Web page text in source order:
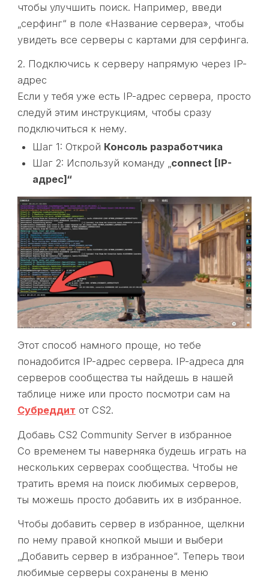
чтобы улучшить поиск. Например, введи
„серфинг“ в поле «Название сервера», чтобы
увидеть все серверы с картами для серфинга.
2. Подключись к серверу напрямую через IP-
адрес
Если у тебя уже есть IP-адрес сервера, просто
следуй этим инструкциям, чтобы сразу
подключиться к нему.
Шаг 1: Открой Консоль разработчика
Шаг 2: Используй команду „ connect [IP-
адрес]“
Этот способ намного проще, но тебе
понадобится IP-адрес сервера. IP-адреса для
серверов сообщества ты найдешь в нашей
таблице ниже или просто посмотри сам на
Субреддит от CS2.
Добавь CS2 Community Server в избранное
Со временем ты наверняка будешь играть на
нескольких серверах сообщества. Чтобы не
тратить время на поиск любимых серверов,
ты можешь просто добавить их в избранное.
Чтобы добавить сервер в избранное, щелкни
по нему правой кнопкой мыши и выбери
„Добавить сервер в избранное“. Теперь твои
любимые серверы сохранены в меню